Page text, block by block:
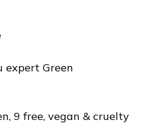
expert Green
9 free, vegan & cruelty